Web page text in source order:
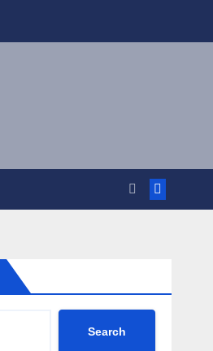
Search